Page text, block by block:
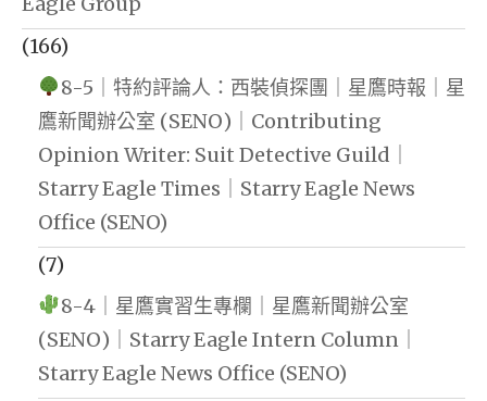
(166)
8-5｜特約評論人：西裝偵探團｜星鷹時報｜星
鷹新聞辦公室 (SENO)｜Contributing
Opinion Writer: Suit Detective Guild｜
Starry Eagle Times｜Starry Eagle News
Office (SENO)
(7)
8-4｜星鷹實習生專欄｜星鷹新聞辦公室
(SENO)｜Starry Eagle Intern Column｜
Starry Eagle News Office (SENO)